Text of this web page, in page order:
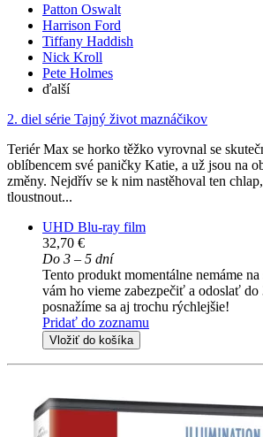
Patton Oswalt
Harrison Ford
Tiffany Haddish
Nick Kroll
Pete Holmes
ďalší
2. diel série Tajný život maznáčikov
Teriér Max se horko těžko vyrovnal se
oblíbencem své paničky Katie, a už jsou na
změny. Nejdřív se k nim nastěhoval ten
tloustnout...
UHD Blu-ray film
32,70 €
Do 3 – 5 dní
Tento produkt momentálne nemáme
vám ho vieme zabezpečiť a odoslať do
posnažíme sa aj trochu rýchlejšie!
Pridať do zoznamu
Vložiť do košíka